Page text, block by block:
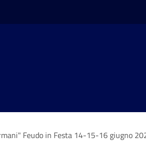
Feudo in Festa 14-15-16 giugno